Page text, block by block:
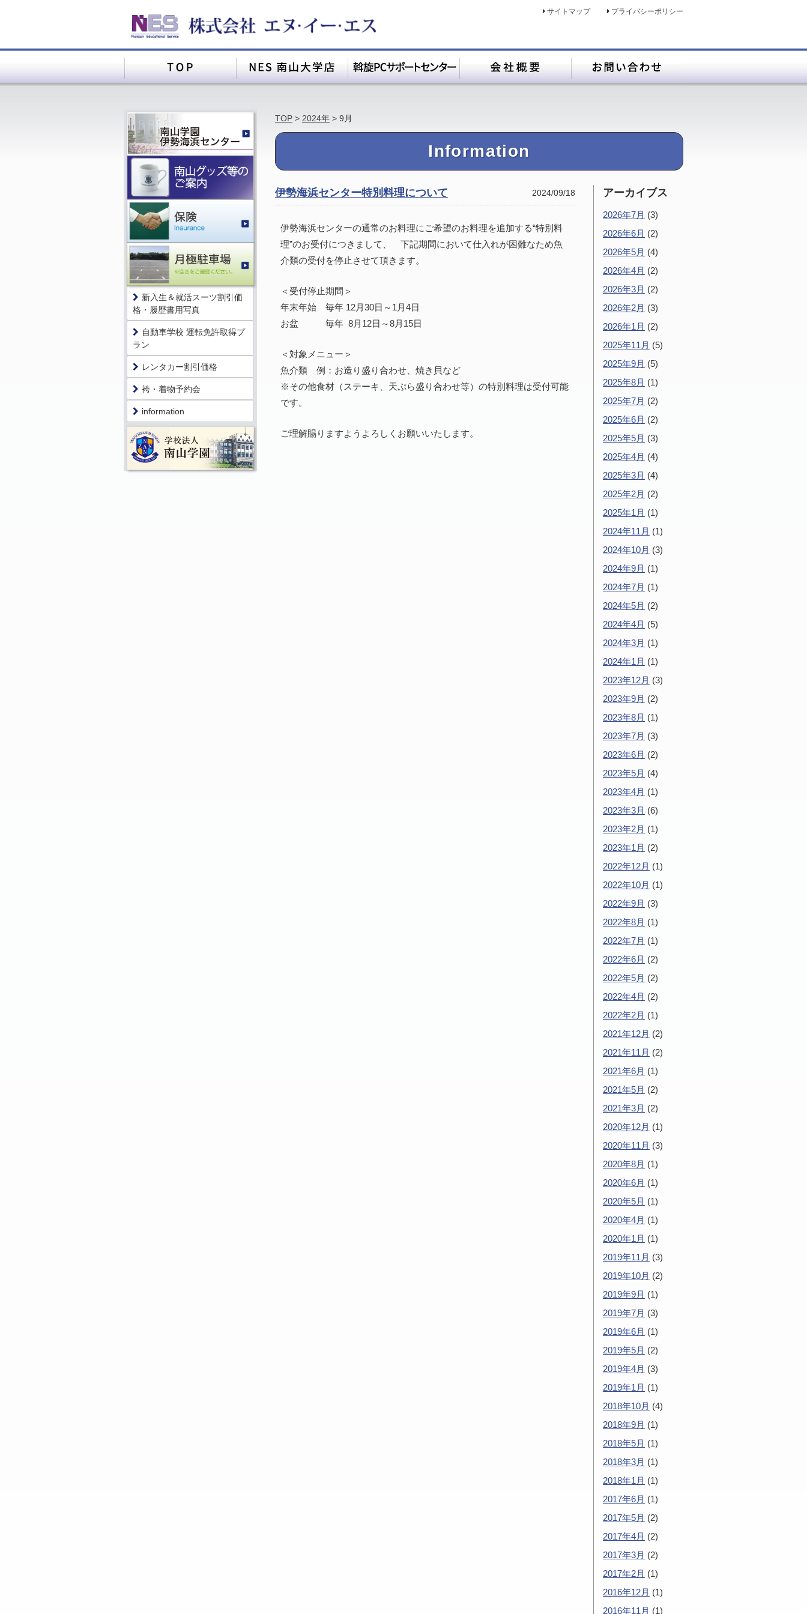
サイトマップ プライバシーポリシー
TOP > 2024年 > 9月
Information
伊勢海浜センター特別料理について 2024/09/18
伊勢海浜センターの通常のお料理にご希望のお料理を追加する“特別料
理”のお受付につきまして、 下記期間において仕入れが困難なため魚
介類の受付を停止させて頂きます。
＜受付停止期間＞
年末年始 毎年 12月30日～1月4日
お盆 毎年 8月12日～8月15日
＜対象メニュー＞
魚介類 例：お造り盛り合わせ、焼き貝など
※その他食材（ステーキ、天ぷら盛り合わせ等）の特別料理は受付可能
です。
ご理解賜りますようよろしくお願いいたします。
アーカイブス
2026年7月 (3)
2026年6月 (2)
2026年5月 (4)
2026年4月 (2)
2026年3月 (2)
2026年2月 (3)
2026年1月 (2)
2025年11月 (5)
2025年9月 (5)
2025年8月 (1)
2025年7月 (2)
2025年6月 (2)
2025年5月 (3)
2025年4月 (4)
2025年3月 (4)
2025年2月 (2)
2025年1月 (1)
2024年11月 (1)
2024年10月 (3)
2024年9月 (1)
2024年7月 (1)
2024年5月 (2)
2024年4月 (5)
2024年3月 (1)
2024年1月 (1)
2023年12月 (3)
2023年9月 (2)
2023年8月 (1)
2023年7月 (3)
2023年6月 (2)
2023年5月 (4)
2023年4月 (1)
2023年3月 (6)
2023年2月 (1)
2023年1月 (2)
2022年12月 (1)
2022年10月 (1)
2022年9月 (3)
2022年8月 (1)
2022年7月 (1)
2022年6月 (2)
2022年5月 (2)
2022年4月 (2)
2022年2月 (1)
2021年12月 (2)
2021年11月 (2)
2021年6月 (1)
2021年5月 (2)
2021年3月 (2)
2020年12月 (1)
2020年11月 (3)
2020年8月 (1)
2020年6月 (1)
2020年5月 (1)
2020年4月 (1)
2020年1月 (1)
2019年11月 (3)
2019年10月 (2)
2019年9月 (1)
2019年7月 (3)
2019年6月 (1)
2019年5月 (2)
2019年4月 (3)
2019年1月 (1)
2018年10月 (4)
2018年9月 (1)
2018年5月 (1)
2018年3月 (1)
2018年1月 (1)
2017年6月 (1)
2017年5月 (2)
2017年4月 (2)
2017年3月 (2)
2017年2月 (1)
2016年12月 (1)
2016年11月 (1)
新入生＆就活スーツ割引価
格・履歴書用写真
自動車学校 運転免許取得プ
ラン
レンタカー割引価格
袴・着物予約会
information